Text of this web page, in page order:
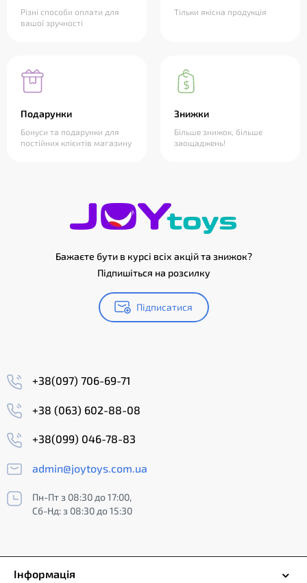
Різні способи оплати для
вашої зручності
Тільки якісна продукція
Подарунки
Бонуси та подарунки для
постійних клієнтів магазину
Знижки
Більше знижок, більше
заощаджень!
Бажаєте бути в курсі всіх акцій та знижок?
Підпишіться на розсилку
Підписатися
+38(097) 706-69-71
+38 (063) 602-88-08
+38(099) 046-78-83
admin@joytoys.com.ua
Пн-Пт з 08:30 до 17:00,
Сб-Нд: з 08:30 до 15:30
Інформація